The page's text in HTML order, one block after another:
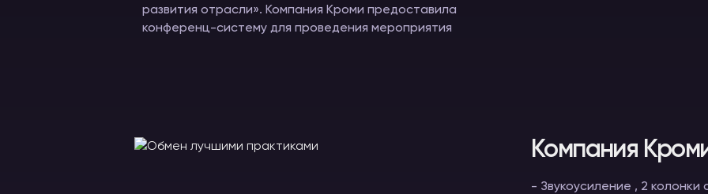
развития отрасли». Компания Кроми предоставила
конференц-систему для проведения мероприятия
Компания
- Звукоусиление , 2